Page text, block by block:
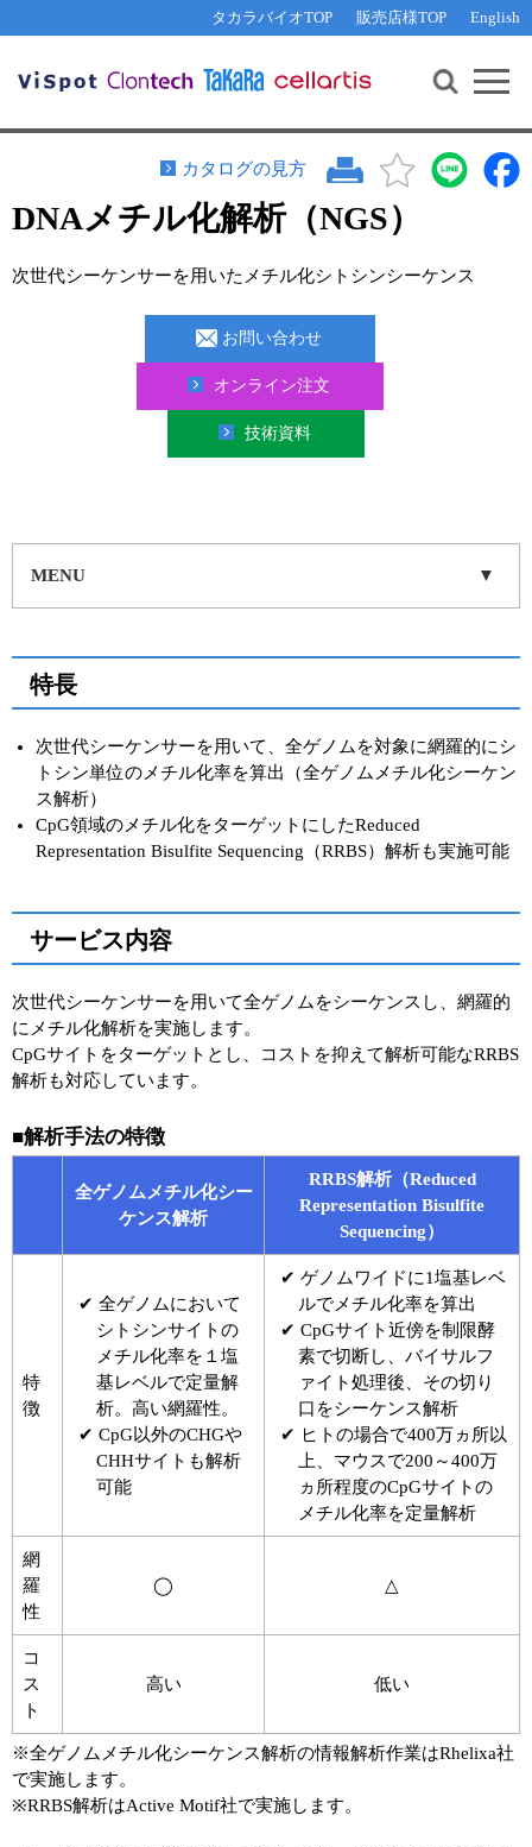
タカラバイオTOP 販売店様TOP English
機能解析・サイレンシング
核酸抽出・精製・標識
その他 ライセンスに関するご相談
遺伝子組換え生物該当製品
研究支援ツール
Cut-Site Navigator 制限酵素切断サイトの検索
In-Fusion Cloning プライマー設計
抗体検索サイト
リアルタイムPCR （インターカレーター法）
リアルタイムPCR（プローブ法）
プライマー・プローブ検索・注文
機器ソフトウェア・ベクター配列ダウンロード
リアルタイムPCR実験ガイド
NGSポータルサイト
幹細胞・再生医療研究ガイド
クローニング実験ガイド
細胞選択ガイド
RNAi実験ガイド
アプリケーションノート
プロトコール集
動画ライブラリー
お問い合わせ WEB会員登録
カタログの見方
DNAメチル化解析（NGS）
次世代シーケンサーを用いたメチル化シトシンシーケンス
お問い合わせ
オンライン注文
技術資料
MENU
特長
次世代シーケンサーを用いて、全ゲノムを対象に網羅的にシ
トシン単位のメチル化率を算出（全ゲノムメチル化シーケン
ス解析）
CpG領域のメチル化をターゲットにしたReduced
Representation Bisulfite Sequencing（RRBS）解析も実施可能
サービス内容
次世代シーケンサーを用いて全ゲノムをシーケンスし、網羅的
にメチル化解析を実施します。
CpGサイトをターゲットとし、コストを抑えて解析可能なRRBS
解析も対応しています。
■解析手法の特徴
全ゲノムメチル化シー
ケンス解析
RRBS解析（Reduced
Representation Bisulfite
Sequencing）
特
徴
✔ 全ゲノムにおいて
シトシンサイトの
メチル化率を１塩
基レベルで定量解
析。高い網羅性。
✔ CpG以外のCHGや
CHHサイトも解析
可能
✔ ゲノムワイドに1塩基レベ
ルでメチル化率を算出
✔ CpGサイト近傍を制限酵
素で切断し、バイサルフ
ァイト処理後、その切り
口をシーケンス解析
✔ ヒトの場合で400万ヵ所以
上、マウスで200～400万
ヵ所程度のCpGサイトの
メチル化率を定量解析
網
羅
性
◯ △
コ
ス
ト
高い 低い
※全ゲノムメチル化シーケンス解析の情報解析作業はRhelixa社
で実施します。
※RRBS解析はActive Motif社で実施します。